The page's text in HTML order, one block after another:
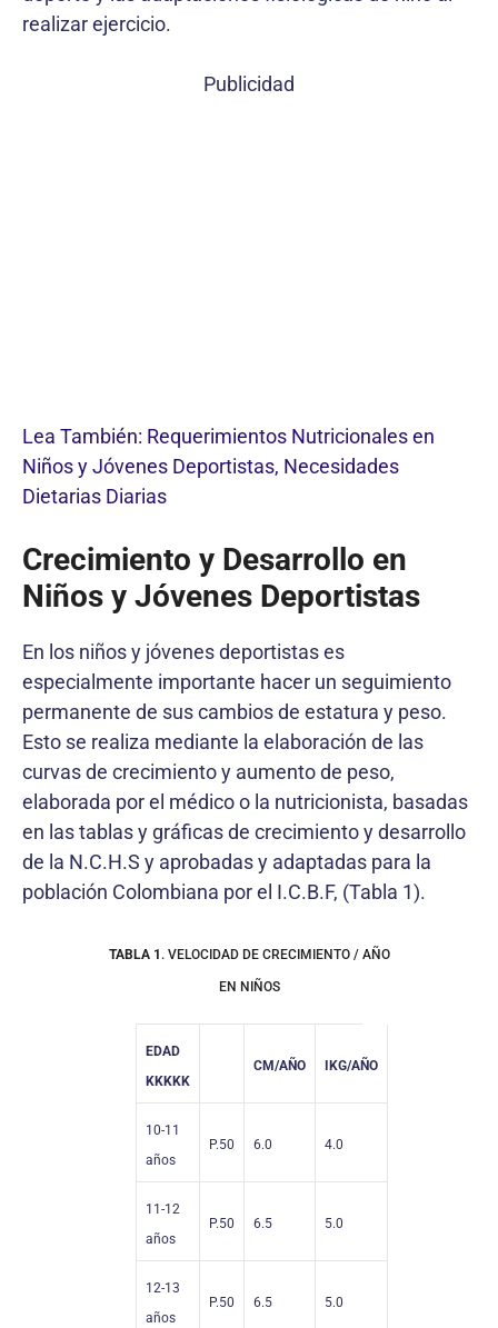
realizar ejercicio.
Publicidad
Lea También: Requerimientos Nutricionales en
Niños y Jóvenes Deportistas, Necesidades
Dietarias Diarias
Crecimiento y Desarrollo en
Niños y Jóvenes Deportistas
En los niños y jóvenes deportistas es
especialmente importante hacer un seguimiento
permanente de sus cambios de estatura y peso.
Esto se realiza mediante la elaboración de las
curvas de crecimiento y aumento de peso,
elaborada por el médico o la nutricionista, basadas
en las tablas y gráficas de crecimiento y desarrollo
de la N.C.H.S y aprobadas y adaptadas para la
población Colombiana por el I.C.B.F, (Tabla 1).
TABLA 1 . VELOCIDAD DE CRECIMIENTO / AÑO
EN NIÑOS
EDAD
KKKKK
CM/AÑO IKG/AÑO
10-11
años
P.50 6.0 4.0
11-12
años
P.50 6.5 5.0
12-13
años
P.50 6.5 5.0